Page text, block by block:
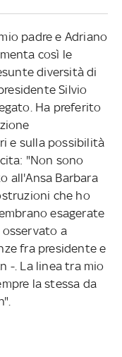
padre e Adriano
così le
diversità di
Silvio
Ha preferito
e sulla possibilità
"Non sono
all'Ansa Barbara
che ho
esagerate
a
fra presidente e
-. La linea tra mio
la stessa da